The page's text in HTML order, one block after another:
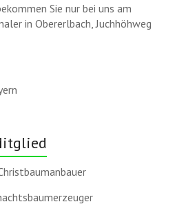
Sie nur bei uns am
in Obererlbach, Juchhöhweg